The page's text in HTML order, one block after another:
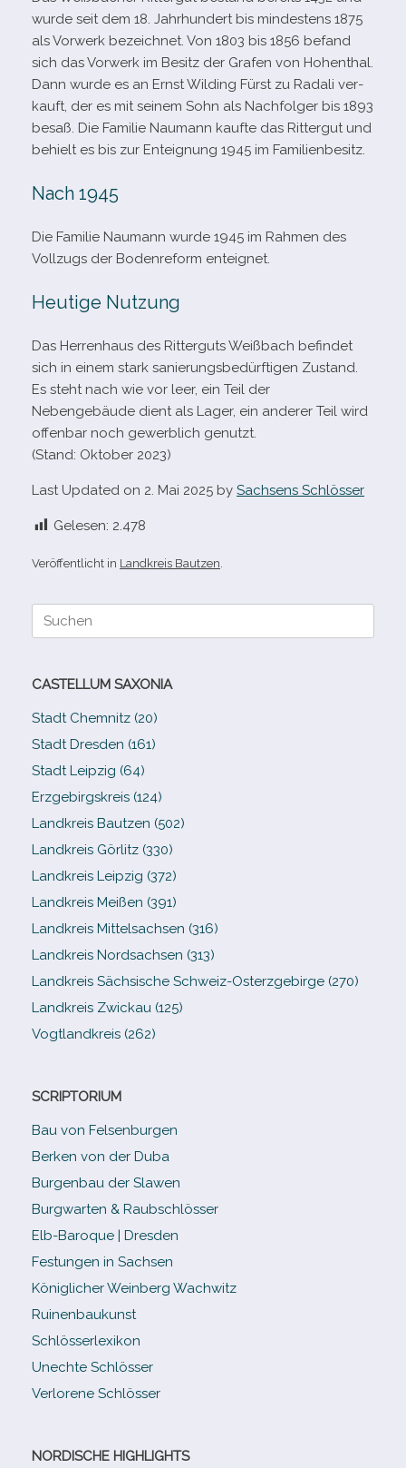
wurde seit dem 18. Jahrhundert bis min­des­tens 1875
als Vorwerk bezeich­net. Von 1803 bis 1856 befand
sich das Vorwerk im Besitz der Grafen von Hohenthal.
Dann wurde es an Ernst Wilding Fürst zu Radali ver­
kauft, der es mit sei­nem Sohn als Nachfolger bis 1893
besaß. Die Familie Naumann kaufte das Rittergut und
behielt es bis zur Enteignung 1945 im Familienbesitz.
Nach 1945
Die Familie Naumann wurde 1945 im Rahmen des
Vollzugs der Bodenreform enteignet.
Heutige Nutzung
Das Herrenhaus des Ritterguts Weißbach befin­det
sich in einem stark sanie­rungs­be­dürf­ti­gen Zustand.
Es steht nach wie vor leer, ein Teil der
Nebengebäude dient als Lager, ein ande­rer Teil wird
offen­bar noch gewerb­lich genutzt.
(Stand: Oktober 2023)
Last Updated on 2. Mai 2025 by Sachsens Schlösser
Gelesen: 2.478
Veröffentlicht in Landkreis Bautzen
Suche
CASTELLUM SAXONIA
Stadt Chemnitz (20)
Stadt Dresden (161)
Stadt Leipzig (64)
Erzgebirgskreis (124)
Landkreis Bautzen (502)
Landkreis Görlitz (330)
Landkreis Leipzig (372)
Landkreis Meißen (391)
Landkreis Mittelsachsen (316)
Landkreis Nordsachsen (313)
Landkreis Sächsische Schweiz-​Osterzgebirge (270)
Landkreis Zwickau (125)
Vogtlandkreis (262)
SCRIPTORIUM
Bau von Felsenburgen
Berken von der Duba
Burgenbau der Slawen
Burgwarten & Raubschlösser
Elb-​Baroque | Dresden
Festungen in Sachsen
Königlicher Weinberg Wachwitz
Ruinenbaukunst
Schlösserlexikon
Unechte Schlösser
Verlorene Schlösser
NORDISCHE HIGHLIGHTS